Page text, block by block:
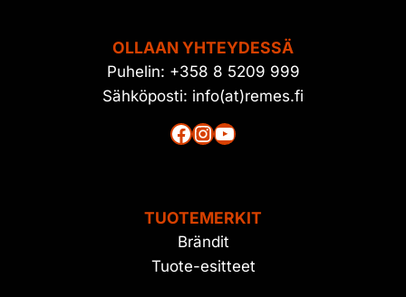
OLLAAN YHTEYDESSÄ
Puhelin: +358 8 5209 999
Sähköposti: info(at)remes.fi
Facebook
Instagram
YouTube
TUOTEMERKIT
Brändit
Tuote-esitteet